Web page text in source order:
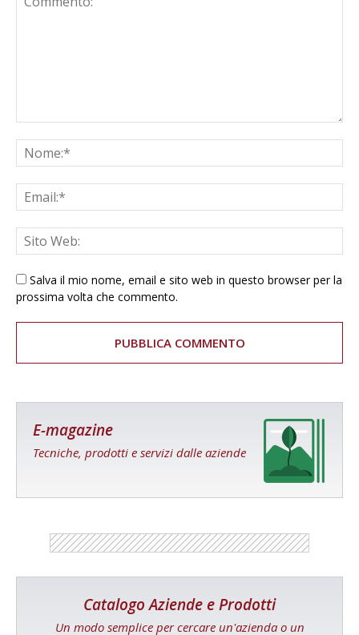
Salva il mio nome, email e sito web in questo browser per la
prossima volta che commento.
E-magazine
Tecniche, prodotti e servizi dalle aziende
Catalogo Aziende e Prodotti
Un modo semplice per cercare un'azienda o un